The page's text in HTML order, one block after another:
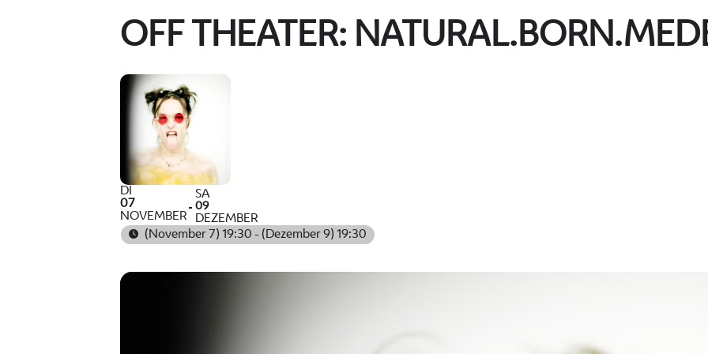
OFF THEATER:
DI
07
NOVEMBER
SA
09
DEZEMBER
(November 7) 19:30 - (Dezember 9) 19:30